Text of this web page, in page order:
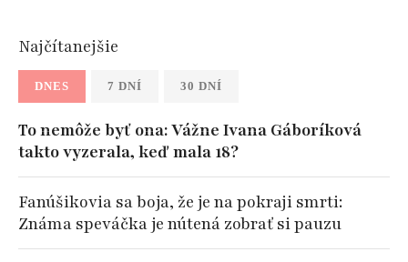
Najčítanejšie
DNES 7 DNÍ 30 DNÍ
To nemôže byť ona: Vážne Ivana Gáboríková
takto vyzerala, keď mala 18?
Fanúšikovia sa boja, že je na pokraji smrti:
Známa speváčka je nútená zobrať si pauzu